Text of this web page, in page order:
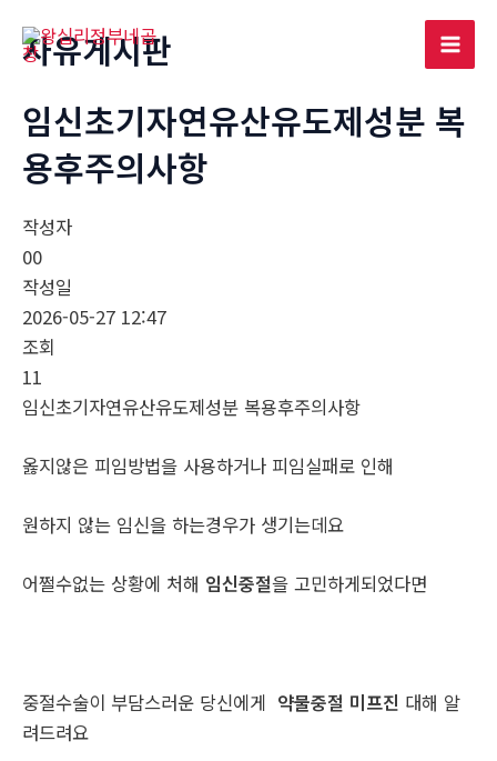
Main
자유게시판
임신초기자연유산유도제성분 복
용후주의사항
작성자
00
작성일
2026-05-27 12:47
조회
11
임신초기자연유산유도제성분 복용후주의사항
옳지않은 피임방법을 사용하거나 피임실패로 인해
원하지 않는 임신을 하는경우가 생기는데요
어쩔수없는 상황에 처해 임신중절을 고민하게되었다면
중절수술이 부담스러운 당신에게 약물중절 미프진 대해 알
려드려요